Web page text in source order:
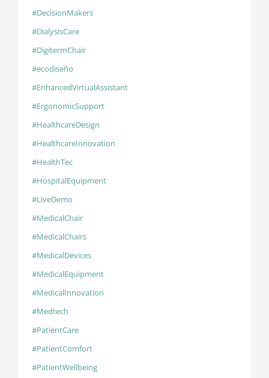
#DecisionMakers
#DialysisCare
#DigitermChair
#ecodiseño
#EnhancedVirtualAssistant
#ErgonomicSupport
#HealthcareDesign
#HealthcareInnovation
#HealthTec
#HospitalEquipment
#LiveDemo
#MedicalChair
#MedicalChairs
#MedicalDevices
#MedicalEquipment
#MedicalInnovation
#Medtech
#PatientCare
#PatientComfort
#PatientWellbeing